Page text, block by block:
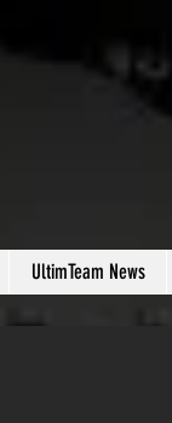
UltimTeam News